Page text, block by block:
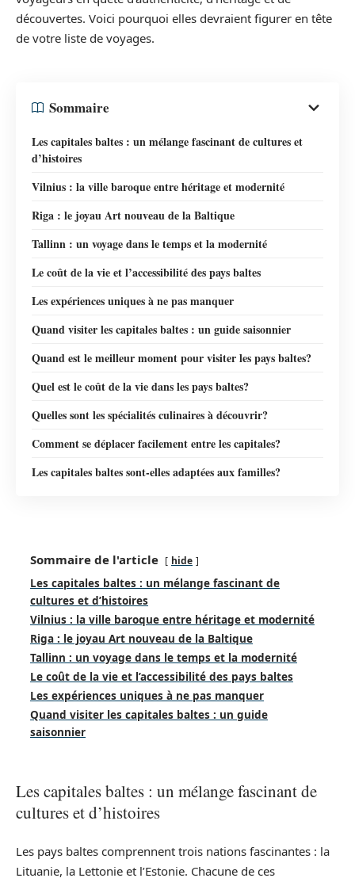
découvertes. Voici pourquoi elles devraient figurer en tête
de votre liste de voyages.
Sommaire
Les capitales baltes : un mélange fascinant de cultures et
d’histoires
Vilnius : la ville baroque entre héritage et modernité
Riga : le joyau Art nouveau de la Baltique
Tallinn : un voyage dans le temps et la modernité
Le coût de la vie et l’accessibilité des pays baltes
Les expériences uniques à ne pas manquer
Quand visiter les capitales baltes : un guide saisonnier
Quand est le meilleur moment pour visiter les pays baltes?
Quel est le coût de la vie dans les pays baltes?
Quelles sont les spécialités culinaires à découvrir?
Comment se déplacer facilement entre les capitales?
Les capitales baltes sont-elles adaptées aux familles?
Sommaire de l'article hide
Les capitales baltes : un mélange fascinant de
cultures et d’histoires
Vilnius : la ville baroque entre héritage et modernité
Riga : le joyau Art nouveau de la Baltique
Tallinn : un voyage dans le temps et la modernité
Le coût de la vie et l’accessibilité des pays baltes
Les expériences uniques à ne pas manquer
Quand visiter les capitales baltes : un guide
saisonnier
Les capitales baltes : un mélange fascinant de
cultures et d’histoires
Les pays baltes comprennent trois nations fascinantes : la
Lituanie, la Lettonie et l’Estonie. Chacune de ces